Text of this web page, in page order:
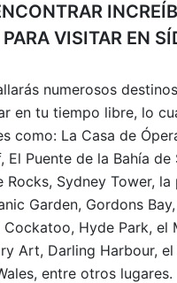
VISITAR EN
numerosos
en tu tiempo libre, lo
como: La Casa de
El Puente de la Bahía de
Rocks, Sydney Tower,
Garden, Gordons
Cockatoo, Hyde Park, el
Art, Darling Harbour,
entre otros lugares.